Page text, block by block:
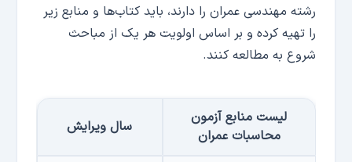
رشته مهندسی عمران را دارند، باید کتاب‌ها و منابع زیر
را تهیه کرده و بر اساس اولویت هر یک از مباحث
شروع به مطالعه کنند.
لیست منابع آزمون
محاسبات عمران
سال ویرایش